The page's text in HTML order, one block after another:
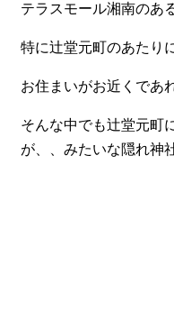
テラスモール湘南のあ
特に辻堂元町のあたり
お住まいがお近くであ
そんな中でも辻堂元町
が、、みたいな隠れ神